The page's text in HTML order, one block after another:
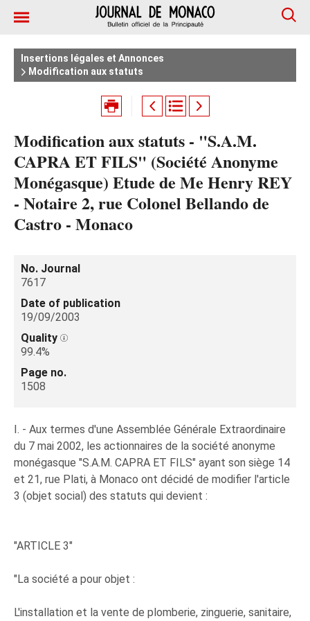
Insertions légales et Annonces
Modification aux statuts
Modification aux statuts - "S.A.M.
CAPRA ET FILS" (Société Anonyme
Monégasque) Etude de Me Henry REY
- Notaire 2, rue Colonel Bellando de
Castro - Monaco
No. Journal
7617
Date of publication
19/09/2003
Quality
99.4%
Page no.
1508
I. - Aux termes d'une Assemblée Générale Extraordinaire
du 7 mai 2002, les actionnaires de la société anonyme
monégasque "S.A.M. CAPRA ET FILS" ayant son siège 14
et 21, rue Plati, à Monaco ont décidé de modifier l'article
3 (objet social) des statuts qui devient :
"ARTICLE 3"
"La société a pour objet :
L'installation et la vente de plomberie, zinguerie, sanitaire,